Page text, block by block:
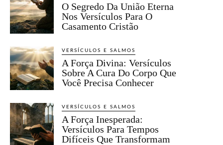
O Segredo Da União Eterna
Nos Versículos Para O
Casamento Cristão
VERSÍCULOS E SALMOS
A Força Divina: Versículos
Sobre A Cura Do Corpo Que
Você Precisa Conhecer
VERSÍCULOS E SALMOS
A Força Inesperada:
Versículos Para Tempos
Difíceis Que Transformam